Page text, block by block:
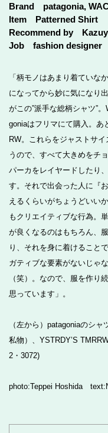
Brand patagonia,
Item Patterned Shirt
Recommend by
Job fashion designer
「柄モノはあまり着ていな
になってから妙に気になり
がこの”派手な総柄シャツ”
goniaはフリマにて購入。あ
RW。これらをジャストサ
うので、すべて大きめをチ
パーカをレイヤードしたり
す。それで出会った人に『
えるくらいがちょうどいい
もクリエイティブな行為。
が良くなるのはもちろん、
り、それを身に着けること
ガティブな要素がないじゃ
（笑）。なので、服を作り
思っています」。
（左から）patagoniaのシ
私物）、YSTRDY’S
2・3072)
photo:Teppei Hoshida